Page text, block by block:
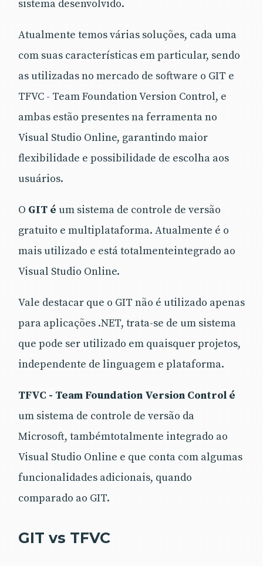
sistema desenvolvido.
Atualmente temos várias soluções, cada uma
com suas características em particular, sendo
as utilizadas no mercado de software o GIT e
TFVC - Team Foundation Version Control, e
ambas estão presentes na ferramenta no
Visual Studio Online, garantindo maior
flexibilidade e possibilidade de escolha aos
usuários.
O GIT é um sistema de controle de versão
gratuito e multiplataforma. Atualmente é o
mais utilizado e está totalmenteintegrado ao
Visual Studio Online.
Vale destacar que o GIT não é utilizado apenas
para aplicações .NET, trata-se de um sistema
que pode ser utilizado em quaisquer projetos,
independente de linguagem e plataforma.
TFVC - Team Foundation Version Control é
um sistema de controle de versão da
Microsoft, tambémtotalmente integrado ao
Visual Studio Online e que conta com algumas
funcionalidades adicionais, quando
comparado ao GIT.
GIT vs TFVC